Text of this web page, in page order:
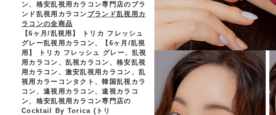
ン、格安乱視用カラコン専門店のブラ
ンド乱視用カラコン ブランド乱視用カ
ラコンの全商品
【6ヶ月/乱視用】 トリカ フレッシュ
グレー乱視用カラコン、
【6ヶ月/乱視
用】 トリカ フレッシュ グレー、乱視
用カラコン、乱視カラコン、格安乱視
用カラコン、激安乱視用カラコン、乱
視用カラーコンタクト、韓国乱視カラ
コン、遠視用カラコン、遠視カラコ
ン、格安乱視用カラコン専門店の
Cocktail By Torica (トリ